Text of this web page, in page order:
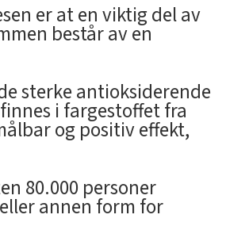
er at en viktig del av
består av en
sterke antioksiderende
i fargestoffet fra
og positiv effekt,
80.000 personer
annen form for